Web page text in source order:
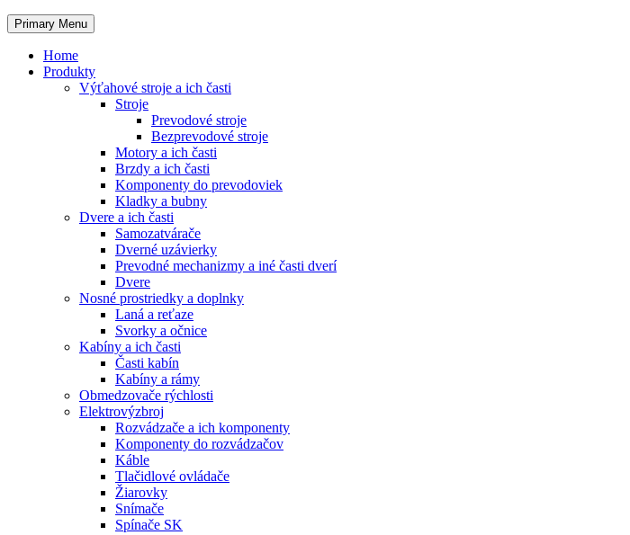
Primary Menu
Home
Produkty
Výťahové stroje a ich časti
Stroje
Prevodové stroje
Bezprevodové stroje
Motory a ich časti
Brzdy a ich časti
Komponenty do prevodoviek
Kladky a bubny
Dvere a ich časti
Samozatvárače
Dverné uzávierky
Prevodné mechanizmy a iné časti dverí
Dvere
Nosné prostriedky a doplnky
Laná a reťaze
Svorky a očnice
Kabíny a ich časti
Časti kabín
Kabíny a rámy
Obmedzovače rýchlosti
Elektrovýzbroj
Rozvádzače a ich komponenty
Komponenty do rozvádzačov
Káble
Tlačidlové ovládače
Žiarovky
Snímače
Spínače SK